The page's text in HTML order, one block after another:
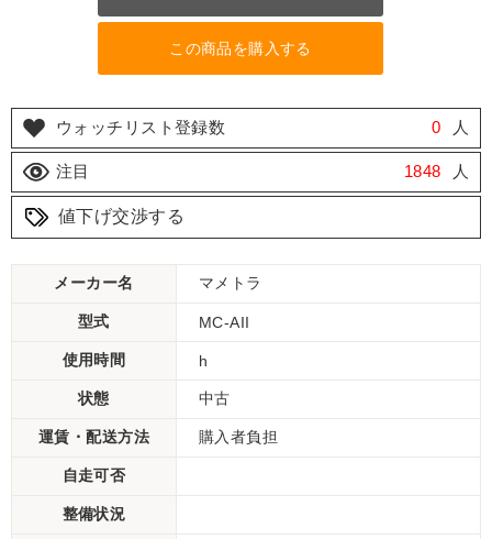
この商品を購入する
ウォッチリスト登録数 0 人
注目 1848 人
値下げ交渉する
メーカー名 マメトラ
型式 MC-AII
使用時間 h
状態 中古
運賃・配送方法 購入者負担
自走可否
整備状況